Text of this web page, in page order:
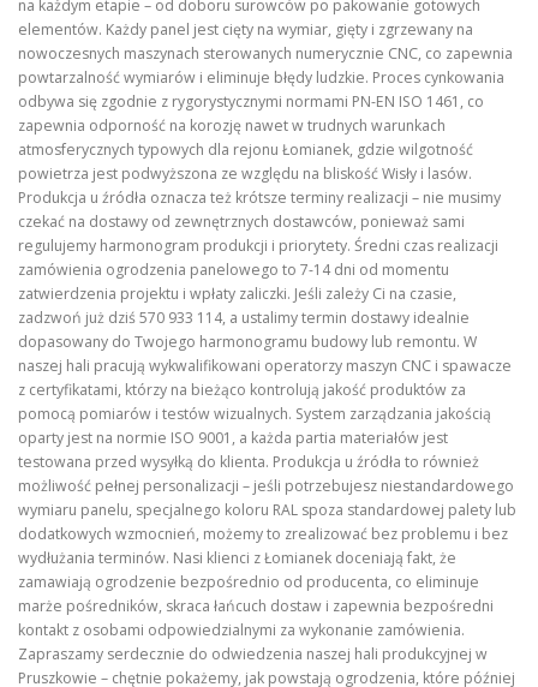
na każdym etapie – od doboru surowców po pakowanie gotowych
elementów. Każdy panel jest cięty na wymiar, gięty i zgrzewany na
nowoczesnych maszynach sterowanych numerycznie CNC, co zapewnia
powtarzalność wymiarów i eliminuje błędy ludzkie. Proces cynkowania
odbywa się zgodnie z rygorystycznymi normami PN-EN ISO 1461, co
zapewnia odporność na korozję nawet w trudnych warunkach
atmosferycznych typowych dla rejonu Łomianek, gdzie wilgotność
powietrza jest podwyższona ze względu na bliskość Wisły i lasów.
Produkcja u źródła oznacza też krótsze terminy realizacji – nie musimy
czekać na dostawy od zewnętrznych dostawców, ponieważ sami
regulujemy harmonogram produkcji i priorytety. Średni czas realizacji
zamówienia ogrodzenia panelowego to 7-14 dni od momentu
zatwierdzenia projektu i wpłaty zaliczki. Jeśli zależy Ci na czasie,
zadzwoń już dziś 570 933 114, a ustalimy termin dostawy idealnie
dopasowany do Twojego harmonogramu budowy lub remontu. W
naszej hali pracują wykwalifikowani operatorzy maszyn CNC i spawacze
z certyfikatami, którzy na bieżąco kontrolują jakość produktów za
pomocą pomiarów i testów wizualnych. System zarządzania jakością
oparty jest na normie ISO 9001, a każda partia materiałów jest
testowana przed wysyłką do klienta. Produkcja u źródła to również
możliwość pełnej personalizacji – jeśli potrzebujesz niestandardowego
wymiaru panelu, specjalnego koloru RAL spoza standardowej palety lub
dodatkowych wzmocnień, możemy to zrealizować bez problemu i bez
wydłużania terminów. Nasi klienci z Łomianek doceniają fakt, że
zamawiają ogrodzenie bezpośrednio od producenta, co eliminuje
marże pośredników, skraca łańcuch dostaw i zapewnia bezpośredni
kontakt z osobami odpowiedzialnymi za wykonanie zamówienia.
Zapraszamy serdecznie do odwiedzenia naszej hali produkcyjnej w
Pruszkowie – chętnie pokażemy, jak powstają ogrodzenia, które później